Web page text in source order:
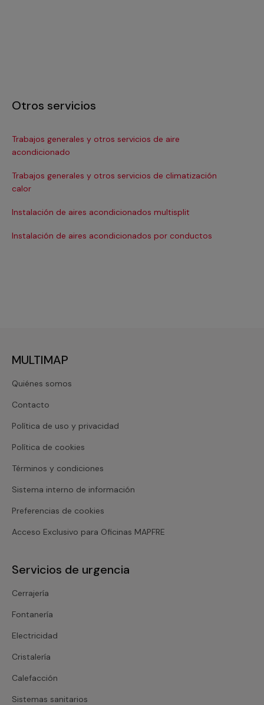
Otros servicios
Trabajos generales y otros servicios de aire
acondicionado
Trabajos generales y otros servicios de climatización
calor
Instalación de aires acondicionados multisplit
Instalación de aires acondicionados por conductos
MULTIMAP
Quiénes somos
Contacto
Política de uso y privacidad
Política de cookies
Términos y condiciones
Sistema interno de información
Preferencias de cookies
Acceso Exclusivo para Oficinas MAPFRE
Servicios de urgencia
Cerrajería
Fontanería
Electricidad
Cristalería
Calefacción
Sistemas sanitarios